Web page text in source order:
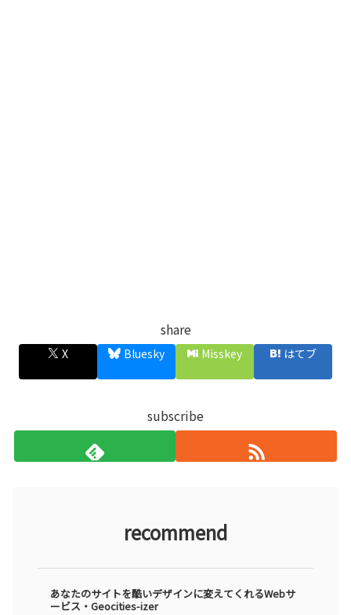
share
X Bluesky Misskey はてブ
subscribe
recommend
あなたのサイトを酷いデザインに変えてくれるWebサ
ービス・Geocities-izer